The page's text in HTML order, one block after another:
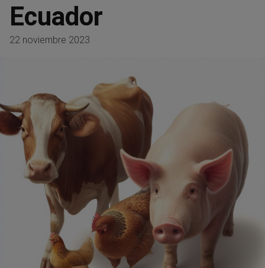
Ecuador
22 noviembre 2023